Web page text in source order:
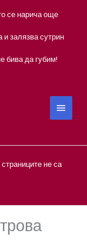
се нарича още
и залязва сутрин
бива да губим!
MAIN
не са